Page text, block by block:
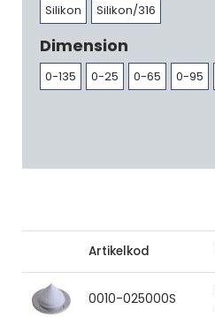
Silikon Silikon/316
Dimension
0-135 0-25 0-65 0-95
Artikelkod
0010-025000S